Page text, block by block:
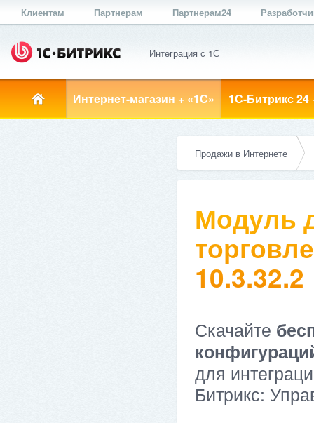
Клиентам Партнерам Партнерам24
Интеграция с 1С
Интернет-магазин + «1С» 1С-Битрикс 24
Продажи в Интернете
Модуль
10.3.32.2
Скачайте
для
Битрикс: